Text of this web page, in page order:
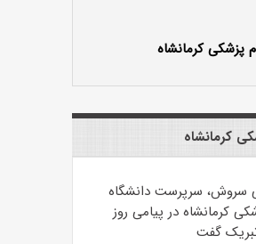
پزشکی کرمانشاه
کرمانشاه
سروش، سرپرست دانشگاه
کرمانشاه در پیامی روز
گفت